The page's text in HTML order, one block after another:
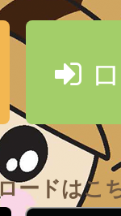
ードはこ